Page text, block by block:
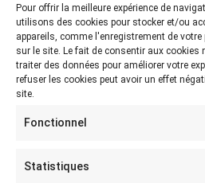
Pour offrir la meilleure expérience de
utilisons des cookies pour stocker et/ou
appareils, comme l'enregistrement de
sur le site. Le fait de consentir aux cookies
traiter des données pour améliorer votre
refuser les cookies peut avoir un effet
site.
Fonctionnel
Statistiques
Rejoignez-nous
Partagez-nous vos